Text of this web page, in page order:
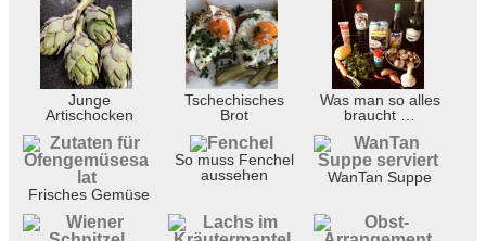
Junge
Artischocken
Tschechisches
Brot
Was man so alles
braucht …
Frisches Gemüse
So muss Fenchel
aussehen
WanTan Suppe